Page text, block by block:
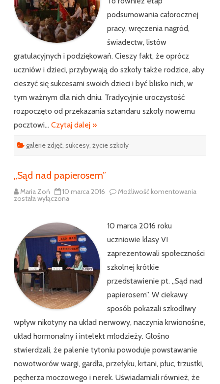
podsumowania całorocznej
pracy, wręczenia nagród,
świadectw, listów
gratulacyjnych i podziękowań. Cieszy fakt, że oprócz
uczniów i dzieci, przybywają do szkoły także rodzice, aby
cieszyć się sukcesami swoich dzieci i być blisko nich, w
tym ważnym dla nich dniu. Tradycyjnie uroczystość
rozpoczęto od przekazania sztandaru szkoły nowemu
pocztowi… Czytaj dalej »
galerie zdjęć sukcesy życie szkoły
„Sąd nad papierosem”
Maria Zoń 10 marca 2016 Możliwość komentowania
została wyłączona
10 marca 2016 roku
uczniowie klasy VI
zaprezentowali społeczności
szkolnej krótkie
przedstawienie pt. „Sąd nad
papierosem”. W ciekawy
sposób pokazali szkodliwy
wpływ nikotyny na układ nerwowy, naczynia krwionośne,
układ hormonalny i intelekt młodzieży. Głośno
stwierdzali, że palenie tytoniu powoduje powstawanie
nowotworów wargi, gardła, przełyku, krtani, płuc, trzustki,
pęcherza moczowego i nerek. Uświadamiali również, że